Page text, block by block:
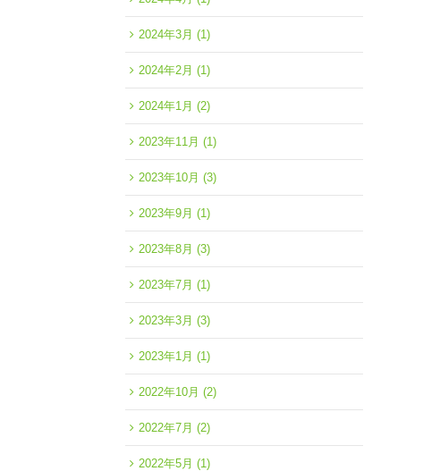
2024年3月 (1)
2024年2月 (1)
2024年1月 (2)
2023年11月 (1)
2023年10月 (3)
2023年9月 (1)
2023年8月 (3)
2023年7月 (1)
2023年3月 (3)
2023年1月 (1)
2022年10月 (2)
2022年7月 (2)
2022年5月 (1)